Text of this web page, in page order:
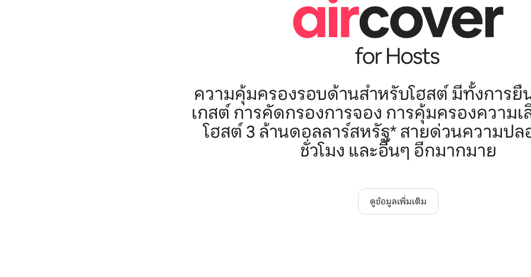
ความคุ้มครองรอบด้านสำหรับโฮสต์ มีทั้งการ
เกสต์ การคัดกรองการจอง การคุ้มครองความเ
โฮสต์ 3 ล้านดอลลาร์สหรัฐ* สายด่วนความป
ชั่วโมง และอื่นๆ อีกมากมาย
ดูข้อมูลเพิ่มเติม